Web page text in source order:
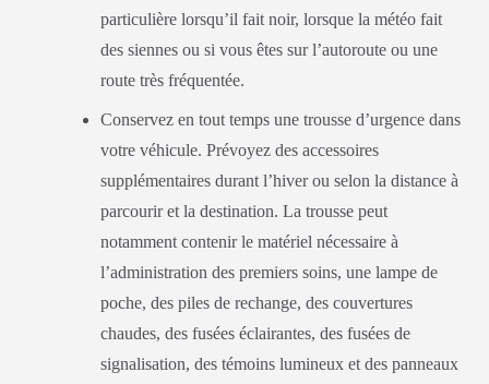
particulière lorsqu’il fait noir, lorsque la météo fait
des siennes ou si vous êtes sur l’autoroute ou une
route très fréquentée.
Conservez en tout temps une trousse d’urgence dans
votre véhicule. Prévoyez des accessoires
supplémentaires durant l’hiver ou selon la distance à
parcourir et la destination. La trousse peut
notamment contenir le matériel nécessaire à
l’administration des premiers soins, une lampe de
poche, des piles de rechange, des couvertures
chaudes, des fusées éclairantes, des fusées de
signalisation, des témoins lumineux et des panneaux